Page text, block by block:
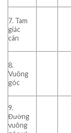
7. Tam
giác
cân
8.
Vuông
góc
9.
Đường
vuông